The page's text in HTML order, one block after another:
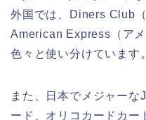
外国では、Diners Club
American Express（ア
色々と使い分けています。
また、日本でメジャーな
ード、オリコカードカー